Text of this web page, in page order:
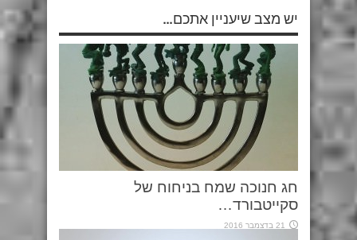
יש מצב שיעניין אתכם...
חג חנוכה שמח בניחוח של
סקייטבורד…
21 בדצמבר 2016